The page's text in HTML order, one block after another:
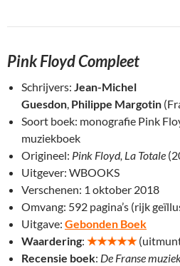
Pink Floyd Compleet
Schrijvers: Jean-Michel
Guesdon, Philippe Margotin
Soort boek: monografie Pink
muziekboek
Origineel: Pink Floyd, La Totale
Uitgever: WBOOKS
Verschenen: 1 oktober 2018
Omvang: 592 pagina’s (rijk
Uitgave: Gebonden Boek
Waardering: ★★★★★
Recensie boek: De Franse